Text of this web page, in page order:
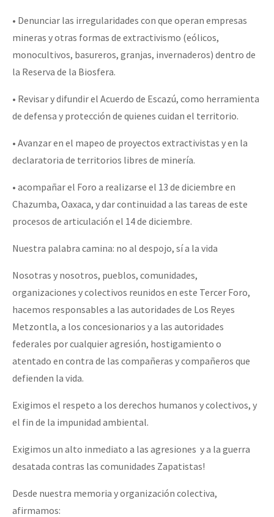
• Denunciar las irregularidades con que operan empresas
mineras y otras formas de extractivismo (eólicos,
monocultivos, basureros, granjas, invernaderos) dentro de
la Reserva de la Biosfera.
• Revisar y difundir el Acuerdo de Escazú, como herramienta
de defensa y protección de quienes cuidan el territorio.
• Avanzar en el mapeo de proyectos extractivistas y en la
declaratoria de territorios libres de minería.
• acompañar el Foro a realizarse el 13 de diciembre en
Chazumba, Oaxaca, y dar continuidad a las tareas de este
procesos de articulación el 14 de diciembre.
Nuestra palabra camina: no al despojo, sí a la vida
Nosotras y nosotros, pueblos, comunidades,
organizaciones y colectivos reunidos en este Tercer Foro,
hacemos responsables a las autoridades de Los Reyes
Metzontla, a los concesionarios y a las autoridades
federales por cualquier agresión, hostigamiento o
atentado en contra de las compañeras y compañeros que
defienden la vida.
Exigimos el respeto a los derechos humanos y colectivos, y
el fin de la impunidad ambiental.
Exigimos un alto inmediato a las agresiones y a la guerra
desatada contras las comunidades Zapatistas!
Desde nuestra memoria y organización colectiva,
afirmamos: